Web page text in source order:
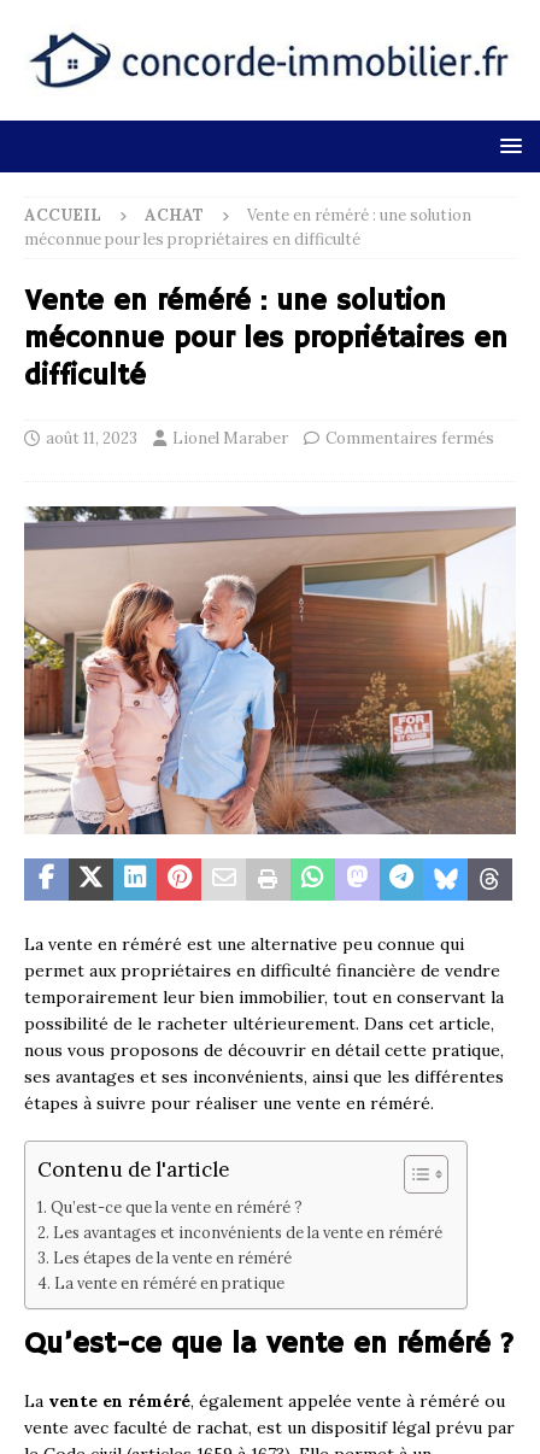
ACCUEIL ACHAT
Vente en réméré : une solution
méconnue pour les propriétaires en difficulté
Vente en réméré : une solution
méconnue pour les propriétaires en
difficulté
août 11, 2023 Lionel Maraber Commentaires fermés
La vente en réméré est une alternative peu connue qui
permet aux propriétaires en difficulté financière de vendre
temporairement leur bien immobilier, tout en conservant la
possibilité de le racheter ultérieurement. Dans cet article,
nous vous proposons de découvrir en détail cette pratique,
ses avantages et ses inconvénients, ainsi que les différentes
étapes à suivre pour réaliser une vente en réméré.
Contenu de l'article
Qu’est-ce que la vente en réméré ?
Les avantages et inconvénients de la vente en réméré
Les étapes de la vente en réméré
La vente en réméré en pratique
Qu’est-ce que la vente en réméré ?
La vente en réméré, également appelée vente à réméré ou
vente avec faculté de rachat, est un dispositif légal prévu par